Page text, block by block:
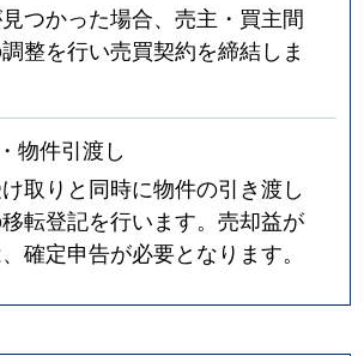
つかった場合、売主・買主間
整を行い売買契約を締結しま
物件引渡し
取りと同時に物件の引き渡し
転登記を行います。売却益が
確定申告が必要となります。